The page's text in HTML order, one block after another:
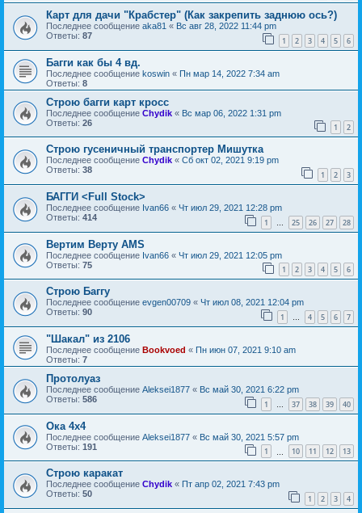
Карт для дачи "Крабстер" (Как закрепить заднюю ось?)
Последнее сообщение aka81 « Вс авг 28, 2022 11:44 pm
Ответы: 87 1 2 3 4 5 6
Багги как бы 4 вд.
Последнее сообщение koswin « Пн мар 14, 2022 7:34 am
Ответы: 8
Строю багги карт кросс
Последнее сообщение Chydik « Вс мар 06, 2022 1:31 pm
Ответы: 26 1 2
Строю гусеничный транспортер Мишутка
Последнее сообщение Chydik « Сб окт 02, 2021 9:19 pm
Ответы: 38 1 2 3
БАГГИ <Full Stock>
Последнее сообщение Ivan66 « Чт июл 29, 2021 12:28 pm
Ответы: 414 1 … 25 26 27 28
Вертим Верту AMS
Последнее сообщение Ivan66 « Чт июл 29, 2021 12:05 pm
Ответы: 75 1 2 3 4 5 6
Строю Баггу
Последнее сообщение evgen00709 « Чт июл 08, 2021 12:04 pm
Ответы: 90 1 … 4 5 6 7
"Шакал" из 2106
Последнее сообщение Bookvoed « Пн июн 07, 2021 9:10 am
Ответы: 7
Протолуаз
Последнее сообщение Aleksei1877 « Вс май 30, 2021 6:22 pm
Ответы: 586 1 … 37 38 39 40
Ока 4х4
Последнее сообщение Aleksei1877 « Вс май 30, 2021 5:57 pm
Ответы: 191 1 10 11 12 13
Строю каракат
Последнее сообщение Chydik « Пт апр 02, 2021 7:43 pm
Ответы: 50 1 2 3 4